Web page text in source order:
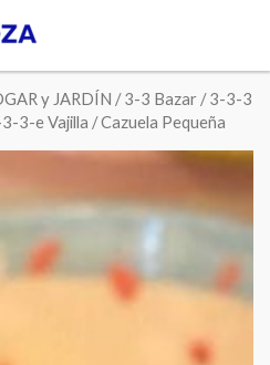
y JARDÍN /3-3 Bazar /3-3-3
3-e Vajilla / Cazuela Pequeña